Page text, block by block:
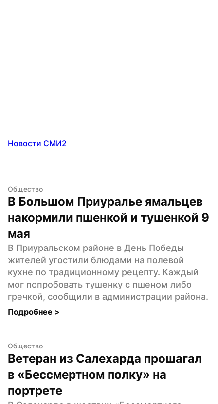
Новости СМИ2
Общество
В Большом Приуралье ямальцев
накормили пшенкой и тушенкой 9
мая
В Приуральском районе в День Победы
жителей угостили блюдами на полевой
кухне по традиционному рецепту. Каждый
мог попробовать тушенку с пшеном либо
гречкой, сообщили в администрации района.
Подробнее >
Общество
Ветеран из Салехарда прошагал
в «Бессмертном полку» на
портрете